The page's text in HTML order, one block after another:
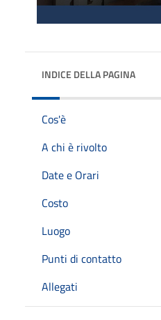
INDICE DELLA PAGINA
Cos'è
A chi è rivolto
Date e Orari
Costo
Luogo
Punti di contatto
Allegati